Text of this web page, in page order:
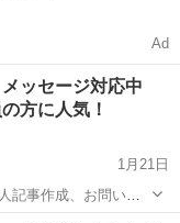
Ad
ッセージ対応中
方に人気！
1月21日
記事作成、お問い合